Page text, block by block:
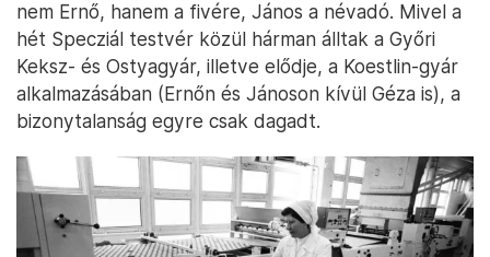
nem Ernő, hanem a fivére, János a névadó. Mivel a
hét Specziál testvér közül hárman álltak a Győri
Keksz- és Ostyagyár, illetve elődje, a Koestlin-gyár
alkalmazásában (Ernőn és Jánoson kívül Géza is), a
bizonytalanság egyre csak dagadt.